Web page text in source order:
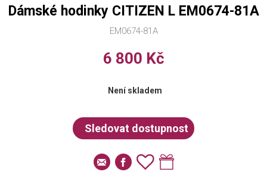
EM0674-81A
Dámské hodinky CITIZEN L EM0674-81A
6 800 Kč
Není skladem